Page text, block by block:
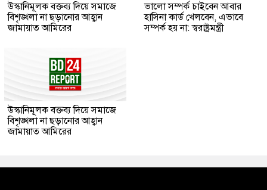
উস্কানিমূলক বক্তব্য দিয়ে সমাজে
বিশৃঙ্খলা না ছড়ানোর আহ্বান
জামায়াত আমিরের
ভালো সম্পর্ক চাইবেন আবার
হাসিনা কার্ড খেলবেন, এভাবে
সম্পর্ক হয় না: স্বরাষ্ট্রমন্ত্রী
উস্কানিমূলক বক্তব্য দিয়ে সমাজে
বিশৃঙ্খলা না ছড়ানোর আহ্বান
জামায়াত আমিরের